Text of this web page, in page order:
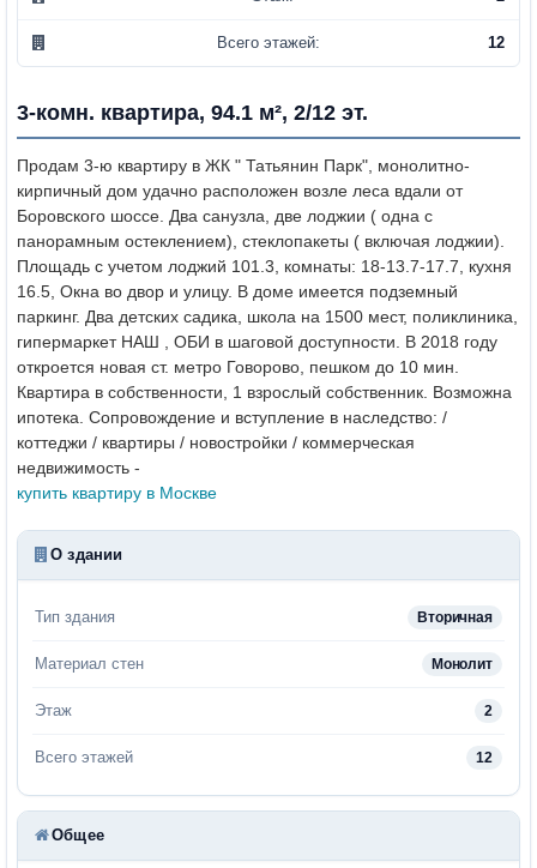
Всего этажей: 12
3-комн. квартира, 94.1 м², 2/12 эт.
Продам 3-ю квартиру в ЖК " Татьянин Парк", монолитно-
кирпичный дом удачно расположен возле леса вдали от
Боровского шоссе. Два санузла, две лоджии ( одна с
панорамным остеклением), стеклопакеты ( включая лоджии).
Площадь с учетом лоджий 101.3, комнаты: 18-13.7-17.7, кухня
16.5, Окна во двор и улицу. В доме имеется подземный
паркинг. Два детских садика, школа на 1500 мест, поликлиника,
гипермаркет НАШ , ОБИ в шаговой доступности. В 2018 году
откроется новая ст. метро Говорово, пешком до 10 мин.
Квартира в собственности, 1 взрослый собственник. Возможна
ипотека. Сопровождение и вступление в наследство: /
коттеджи / квартиры / новостройки / коммерческая
недвижимость -
купить квартиру в Москве
О здании
Тип здания Вторичная
Материал стен Монолит
Этаж 2
Всего этажей 12
Общее